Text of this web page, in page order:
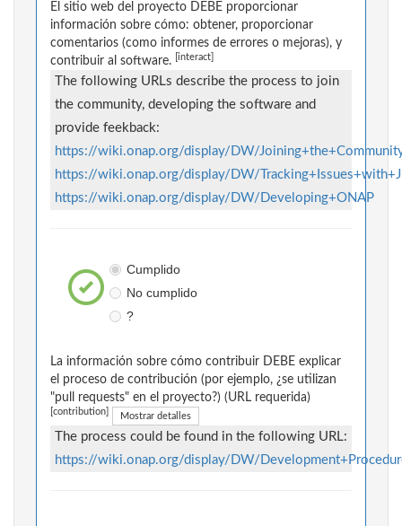
El sitio web del proyecto DEBE proporcionar
información sobre cómo: obtener, proporcionar
comentarios (como informes de errores o mejoras), y
contribuir al software.
[interact]
The following URLs describe the process to join
the community, developing the software and
provide feekback:
https://wiki.onap.org/display/DW/
https://wiki.onap.org/display/DW/
https://wiki.onap.org/display/DW/Developing+ONAP
Cumplido
No cumplido
?
La información sobre cómo contribuir DEBE explicar
el proceso de contribución (por ejemplo, ¿se utilizan
"pull requests" en el proyecto?) (URL requerida)
[contribution] Mostrar detalles
The process could be found in the following URL:
https://wiki.onap.org/display/DW/